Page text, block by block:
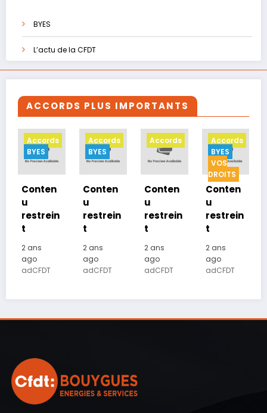
BYES
L’actu de la CFDT
ACCORDS PLUS IMPORTANTS
Accords
BYES
Conten
u
restrein
2 ans
ago
adCFDT
Accords
Conten
u
restrein
2 ans
ago
adCFDT
Accords
BYES
VOS
DROITS
Conten
u
restrein
t
2 ans
ago
adCFDT
Accords
BYES
Conten
u
restrein
t
2 ans
ago
adCFDT